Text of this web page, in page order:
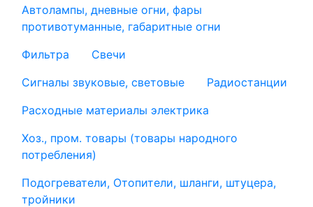
Автолампы, дневные огни, фары
противотуманные, габаритные огни
Фильтра
Свечи
Сигналы звуковые, световые
Радиостанции
Расходные материалы электрика
Хоз., пром. товары (товары народного
потребления)
Подогреватели, Отопители, шланги, штуцера,
тройники